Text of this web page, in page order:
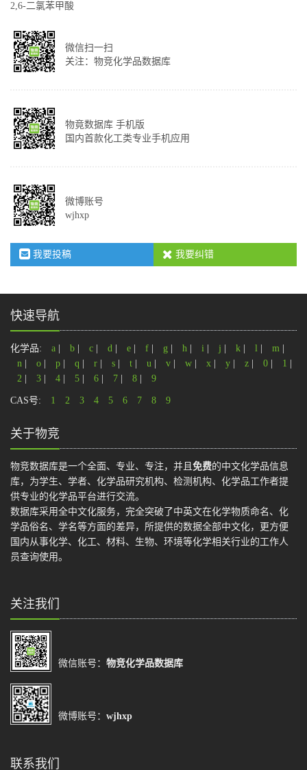
2,6-二氯苯甲酸
微信扫一扫
关注：物竞化学品数据库
物竟数据库 手机版
国内首款化工类专业手机应用
微博账号
wjhxp
我要投稿 我要纠错
快速导航
化学品: a b c d e f g h i j k l m
n
o p q r s t u v w x y z 0 1
2
3 4 5 6 7 8 9
CAS号: 1 2 3 4 5 6 7 8 9
关于物竞
物竞数据库是一个全面、专业、专注，并且 免费的中文化学品信息
库，为学生、学者、化学品研究机构、检测机构、化学品工作者提
供专业的化学品平台进行交流。
数据库采用全中文化服务，完全突破了中英文在化学物质命名、化
学品俗名、学名等方面的差异，所提供的数据全部中文化，更方便
国内从事化学、化工、材料、生物、环境等化学相关行业的工作人
员查询使用。
关注我们
微信账号： 物竞化学品数据库
微博账号： wjhxp
联系我们